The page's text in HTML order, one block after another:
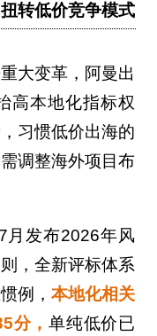
转低价竞争模式
大变革，阿曼出
高本地化指标权
习惯低价出海的
调整海外项目布
月发布2026年风
，全新评标体系
例， 本地化相关
分，单纯低价已